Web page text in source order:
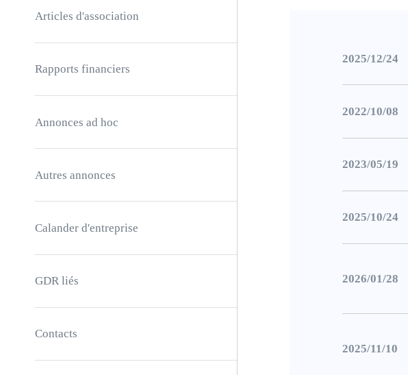
Articles d'association
Rapports financiers
Annonces ad hoc
Autres annonces
Calander d'entreprise
GDR liés
Contacts
2025/12/24
2022/10/08
2023/05/19
2025/10/24
2026/01/28
2025/11/10